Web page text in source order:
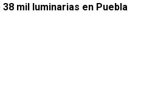
mil luminarias en Puebla